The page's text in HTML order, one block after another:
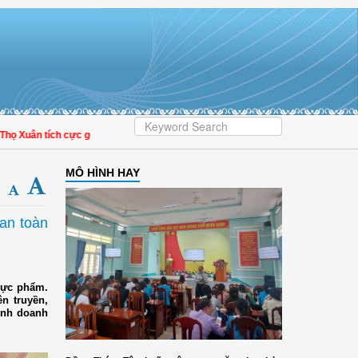
tích cực góp phần nâng cao tỷ lệ người dân tham gia bảo hiểm y tế
toàn
phẩm.
truyền,
doanh
MÔ HÌNH HAY